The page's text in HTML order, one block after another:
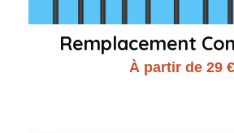
Remplacement
À partir de 29 €